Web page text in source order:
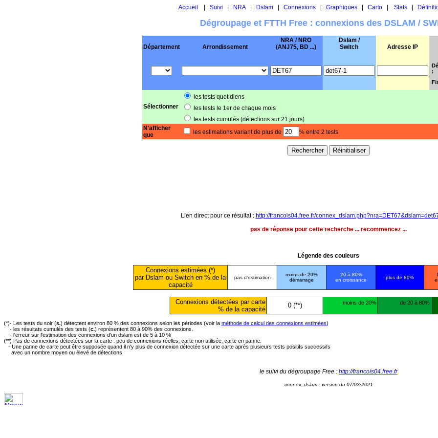
Accueil Suivi NRA| Dslam| Connexions| Graphiques| Carto| Stats|
Dégroupage et FTTH Free : connexions des DSLAM /
Département Arrondissement
NRA / NRO
(ANJ75, BD ...)
Dslam /
Switch
Adresse IP
:
Sélectionner
les tests quotidiens
les tests le 1er de chaque mois
les tests cumulés (détections sur 21 jours)
N'afficher
que
les estimations variant de plus de % entre 2 tests
Lien direct pour ce résultat : http://francois04.free.fr/
pas de réponse pour cette recherche ... recommencez ...
Légende des couleurs
Connexions estimées (*)
par Dslam ou Switch en % de la
capacité
pas d'estimation
moins de 20%
démarrage
20 à 80%
en croissance
plus de 80%
Connexions détectées par carte
% de la capacité
0 (**) moins de 20% de 20 à 80%
(*)- Les tests du soir (s.) détectent environ 80 % des connexions selon les périodes (voir la méthode de calcul des connexions estimées)
- les résultats cumulés des tests (c.) représentent 80 à 90% des connexions.
- l'erreur sur l'estimation des connexions d'un dslam est de 5 à 10 %
(**) Pas de connexions détectées sur la carte : peu de connexions réelles, carte non utilisée, carte en panne.
- Une panne de carte peut être supposée quand il n'y plus de connexion détectée sur une carte après plusieurs tests positifs successifs
avec un nombre moyen ou élevé de détections
le suivi du dégroupage Free : http://francois04.free.fr
connex_dslam - version du 07/03/2021